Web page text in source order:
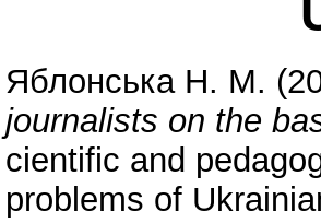
Яблонська Н. М.
journalists on the
cientific and
problems of